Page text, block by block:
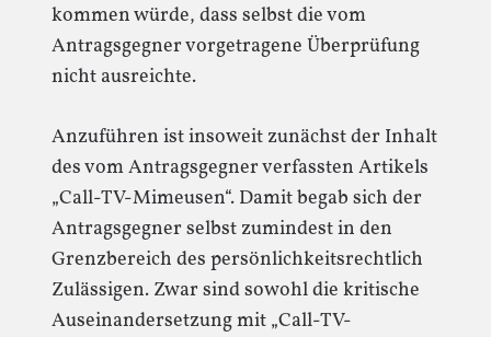
kommen würde, dass selbst die vom
Antragsgegner vorgetragene Überprüfung
nicht ausreichte.
Anzuführen ist insoweit zunächst der Inhalt
des vom Antragsgegner verfassten Artikels
„Call-TV-Mimeusen“. Damit begab sich der
Antragsgegner selbst zumindest in den
Grenzbereich des persönlichkeitsrechtlich
Zulässigen. Zwar sind sowohl die kritische
Auseinandersetzung mit „Call-TV-